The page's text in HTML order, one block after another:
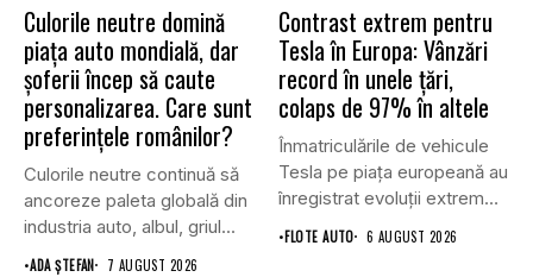
Culorile neutre domină
piața auto mondială, dar
șoferii încep să caute
personalizarea. Care sunt
preferințele românilor?
Culorile neutre continuă să
ancoreze paleta globală din
industria auto, albul, griul...
•ADA ȘTEFAN 7 AUGUST 2026
Contrast extrem pentru
Tesla în Europa: Vânzări
record în unele țări,
colaps de 97% în altele
Înmatriculările de vehicule
Tesla pe piața europeană au
înregistrat evoluții extrem
de...
•FLOTE AUTO 6 AUGUST 2026